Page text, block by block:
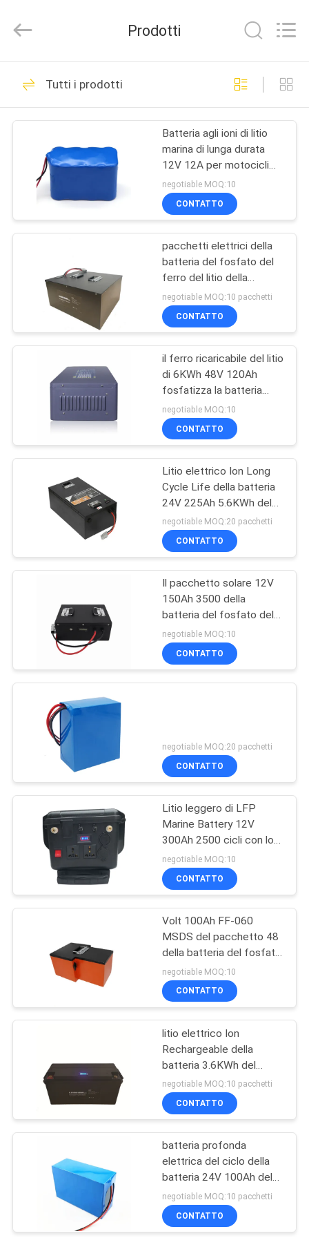
CASA
PRODOTTI
CIRCA
GIRO
FABBRICA
CONTROLLO
DI
QUALITÀ
CONTATTICI
RICHIEDA
CITAZIONE
DEL
PRIVACY
POLICY
technology
Rights
Developed
Pacchetto della
batteria del fosfato
del ferro del litio
31
Il ferro del litio
fosfatizza la
batteria di rv
9
Batteria del
polimero dello ione
di Li
Un pacchetto di
18650 batterie al
litio
28
pacchetto della
batteria della bici di
14
Accumulatore litio-
ione del carretto di
golf
Centrale elettrica di
campeggio portatile
batteria elettrica del
carrello elevatore
Prodotti
Tutti i prodotti
Batteria agli ioni di litio
marina di lunga durata
12V 12A per motocicli
Automobili Autobus e
camion
negotiable MOQ:10
CONTATTO
pacchetti elettrici della
batteria del fosfato del
ferro del litio della
batteria 24V 280Ah
LiFePO4 del carrello
elevatore 6.7KWh
negotiable MOQ:10 pacchetti
CONTATTO
il ferro ricaricabile del litio
di 6KWh 48V 120Ah
fosfatizza la batteria
profonda del ciclo
negotiable MOQ:10
CONTATTO
Litio elettrico Ion Long
Cycle Life della batteria
24V 225Ah 5.6KWh del
carrello elevatore di LFP
negotiable MOQ:20 pacchetti
CONTATTO
Il pacchetto solare 12V
150Ah 3500 della
batteria del fosfato del
ferro del litio di
stoccaggio cicla
negotiable MOQ:10
CONTATTO
negotiable MOQ:20 pacchetti
CONTATTO
Litio leggero di LFP
Marine Battery 12V
300Ah 2500 cicli con lo
sbocco di CA
negotiable MOQ:10
CONTATTO
Volt 100Ah FF-060
MSDS del pacchetto 48
della batteria del fosfato
del ferro del litio del
caravan
negotiable MOQ:10
CONTATTO
litio elettrico Ion
Rechargeable della
batteria 3.6KWh del
carrello elevatore di 24V
150Ah
negotiable MOQ:10 pacchetti
CONTATTO
batteria profonda
elettrica del ciclo della
batteria 24V 100Ah del
carrello elevatore
2.6KWh
negotiable MOQ:10 pacchetti
CONTATTO